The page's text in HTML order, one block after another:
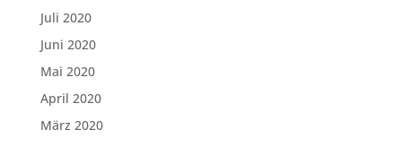
Juli 2020
Juni 2020
Mai 2020
April 2020
März 2020